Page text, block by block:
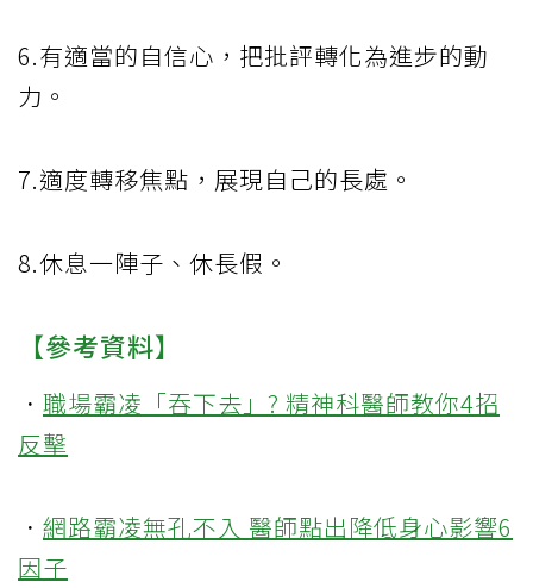
6.有適當的自信心，把批評轉化為進步的動
力。
7.適度轉移焦點，展現自己的長處。
8.休息一陣子、休長假。
【參考資料】
． 職場霸凌「吞下去」? 精神科醫師教你4招
反擊
． 網路霸凌無孔不入 醫師點出降低身心影響6
因子